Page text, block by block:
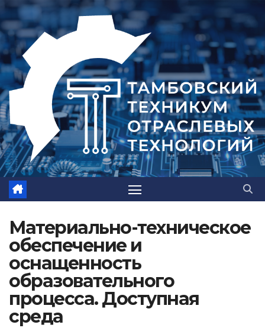
Материально-техническое
обеспечение и
оснащенность
образовательного
процесса. Доступная
среда